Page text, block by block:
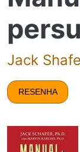
Jack
RESENHA